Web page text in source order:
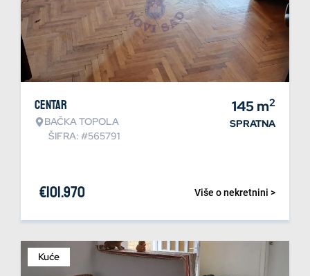
Centar
BAČKA TOPOLA
ŠIFRA: #565791
145m2
SPRATNA
Više o nekretnini >
€101.970
Kuće